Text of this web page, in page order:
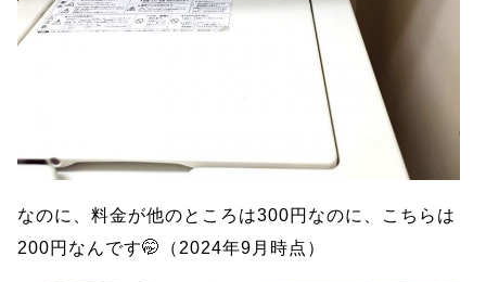
なのに、料金が他のところは300円なのに、こちらは
200円なんです🤭（2024年9月時点）